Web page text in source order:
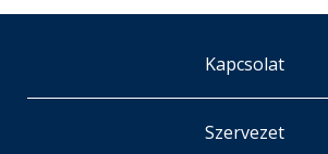
Kapcsolat
Szervezet